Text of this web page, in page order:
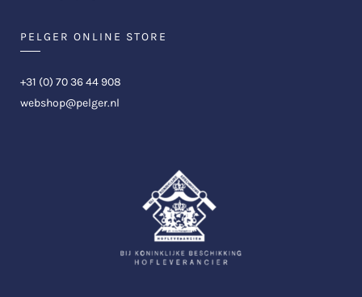
PELGER ONLINE STORE
+31 (0) 70 36 44 908
webshop@pelger.nl